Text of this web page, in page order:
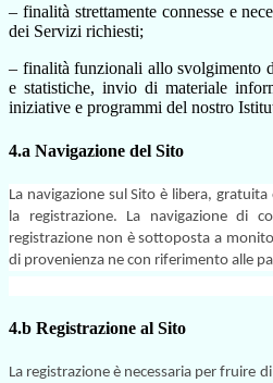
– finalità strettamente connesse e
dei Servizi richiesti;
– finalità funzionali allo svolgimento
e statistiche, invio di materiale
iniziative e programmi del nostro
4.a Navigazione del Sito
La navigazione sul Sito è libera,
la registrazione. La navigazione di
registrazione non è sottoposta a
di provenienza ne con riferimento alle
4.b Registrazione al Sito
La registrazione è necessaria per fruire